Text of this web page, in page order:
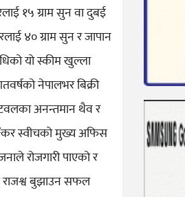
१५ ग्राम सुन वा दुबई
४० ग्राम सुन र जापान
यो स्कीम खुल्ला
नेपालभर बिक्री
अनन्तमान थैव र
स्वीचको मुख्य अफिस
रोजगारी पाएको र
राजश्व बुझाउन सफल